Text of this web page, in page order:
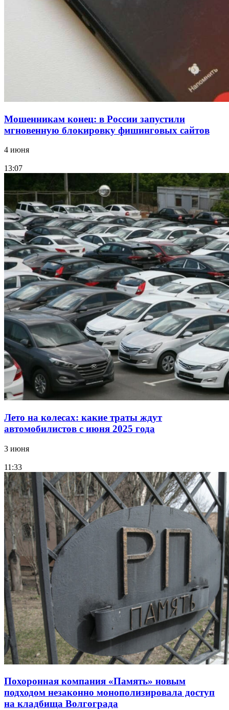
Волгоградские компании нарастили экспорт:
заключены контракты на 3,6 млн долларов
Мошенникам конец: в России запустили
мгновенную блокировку фишинговых сайтов
4 июня
13:07
Лето на колесах: какие траты ждут
автомобилистов с июня 2025 года
3 июня
11:33
Похоронная компания «Память» новым
подходом незаконно монополизировала доступ
на кладбища Волгограда